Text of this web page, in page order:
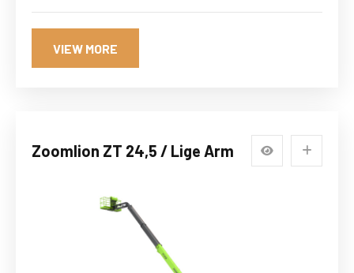
VIEW MORE
Zoomlion ZT 24,5 / Lige Arm